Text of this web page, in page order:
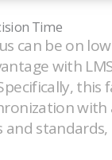
Time
can be on
with
this
with
and